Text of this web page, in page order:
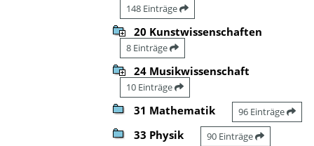
148 Einträge
20 Kunstwissenschaften
8 Einträge
24 Musikwissenschaft
10 Einträge
31 Mathematik 96 Einträge
33 Physik 90 Einträge